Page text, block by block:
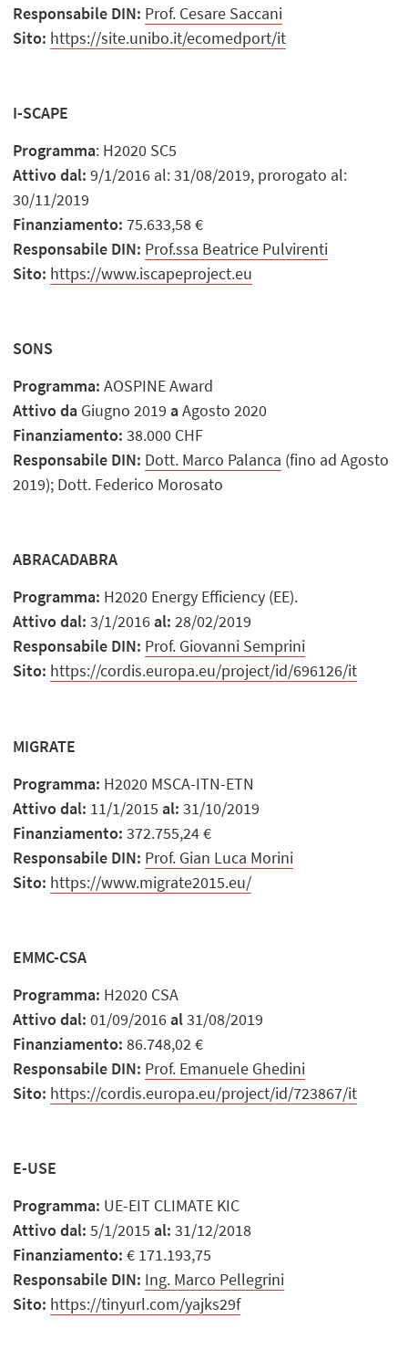
Responsabile DIN: Prof. Cesare Saccani
Sito: https://site.unibo.it/ecomedport/it
I-SCAPE
Programma: H2020 SC5
Attivo dal: 9/1/2016 al: 31/08/2019, prorogato al:
30/11/2019
Finanziamento: 75.633,58 €
Responsabile DIN: Prof.ssa Beatrice Pulvirenti
Sito: https://www.iscapeproject.eu
SONS
Programma: AOSPINE Award
Attivo da Giugno 2019 aAgosto 2020
Finanziamento: 38.000 CHF
Responsabile DIN: Dott. Marco Palanca (fino ad Agosto
2019); Dott. Federico Morosato
ABRACADABRA
Programma: H2020 Energy Efficiency (EE).
Attivo dal: 3/1/2016al: 28/02/2019
Responsabile DIN: Prof. Giovanni Semprini
Sito: https://cordis.europa.eu/project/id/696126/it
MIGRATE
Programma: H2020 MSCA-ITN-ETN
Attivo dal: 11/1/2015al: 31/10/2019
Finanziamento: 372.755,24 €
Responsabile DIN: Prof. Gian Luca Morini
Sito: https://www.migrate2015.eu/
EMMC-CSA
Programma: H2020 CSA
Attivo dal: 01/09/2016al31/08/2019
Finanziamento: 86.748,02 €
Responsabile DIN: Prof. Emanuele Ghedini
Sito: https://cordis.europa.eu/project/id/723867/it
E-USE
Programma: UE-EIT CLIMATE KIC
Attivo dal: 5/1/2015al: 31/12/2018
Finanziamento: € 171.193,75
Responsabile DIN: Ing. Marco Pellegrini
Sito: https://tinyurl.com/yajks29f